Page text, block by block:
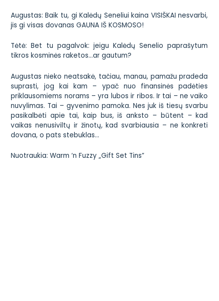
Augustas:Baik tu, gi Kalėdų Seneliui kaina VISIŠKAI nesvarbi,
jis gi visas dovanas GAUNA IŠ KOSMOSO!
Tėtė:Bet tu pagalvok: jeigu Kalėdų Senelio paprašytum
tikros kosminės raketos…ar gautum?
Augustas nieko neatsakė, tačiau, manau, pamažu pradeda
suprasti, jog kai kam – ypač nuo finansinės padėties
priklausomiems norams – yra lubos ir ribos. Ir tai – ne vaiko
nuvylimas. Tai – gyvenimo pamoka. Nes juk iš tiesų svarbu
pasikalbėti apie tai, kaip bus, iš anksto – būtent – kad
vaikas nenusiviltų ir žinotų, kad svarbiausia – ne konkreti
dovana, o pats stebuklas…
Nuotraukia:Warm ‘n Fuzzy „Gift Set Tins”